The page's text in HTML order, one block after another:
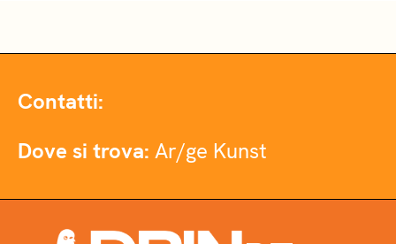
Contatti:
Dove si trova: Ar/ge Kunst